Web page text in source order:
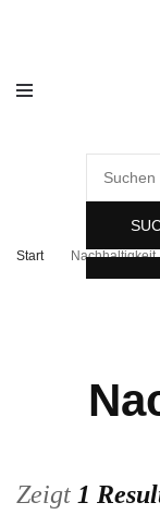
Start Nachhaltigkeit
Zeigt 1